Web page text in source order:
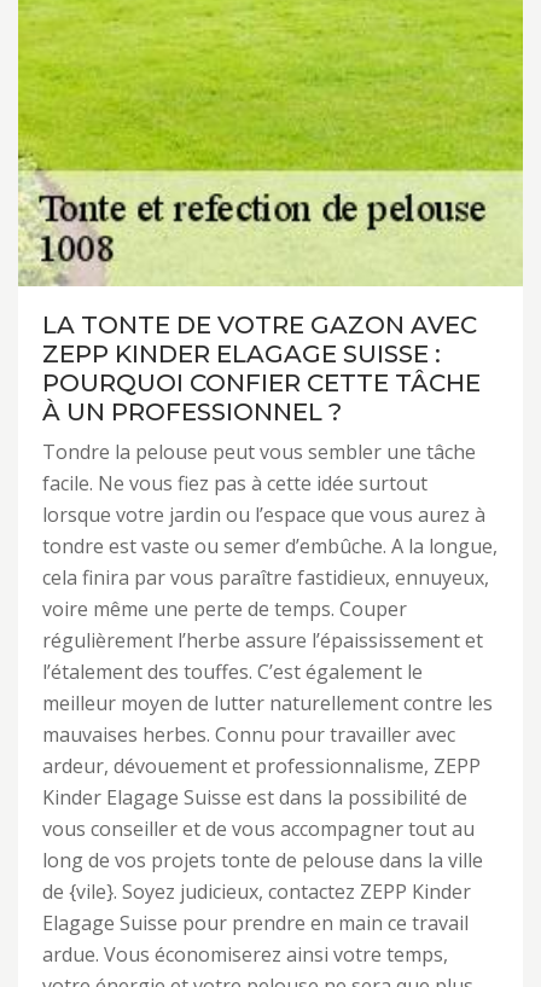
LA TONTE DE VOTRE GAZON AVEC
ZEPP KINDER ELAGAGE SUISSE :
POURQUOI CONFIER CETTE TÂCHE
À UN PROFESSIONNEL ?
Tondre la pelouse peut vous sembler une tâche
facile. Ne vous fiez pas à cette idée surtout
lorsque votre jardin ou l’espace que vous aurez à
tondre est vaste ou semer d’embûche. A la longue,
cela finira par vous paraître fastidieux, ennuyeux,
voire même une perte de temps. Couper
régulièrement l’herbe assure l’épaississement et
l’étalement des touffes. C’est également le
meilleur moyen de lutter naturellement contre les
mauvaises herbes. Connu pour travailler avec
ardeur, dévouement et professionnalisme, ZEPP
Kinder Elagage Suisse est dans la possibilité de
vous conseiller et de vous accompagner tout au
long de vos projets tonte de pelouse dans la ville
de {vile}. Soyez judicieux, contactez ZEPP Kinder
Elagage Suisse pour prendre en main ce travail
ardue. Vous économiserez ainsi votre temps,